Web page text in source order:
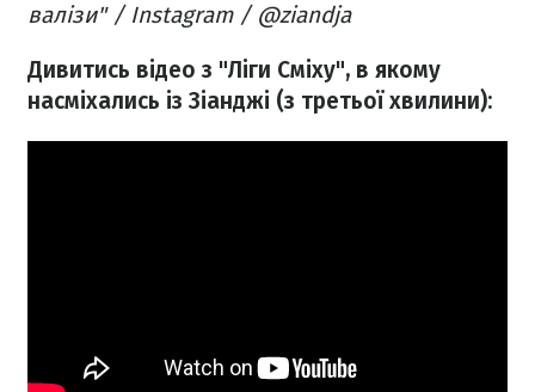
валізи" / Instagram / @ziandja
Дивитись відео з "Ліги Сміху", в якому
насміхались із Зіанджі (з третьої хвилини):